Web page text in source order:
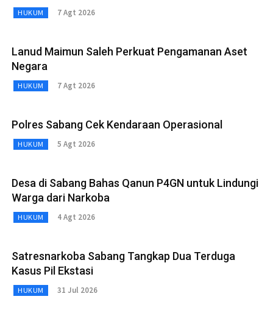
HUKUM 7 Agt 2026
Lanud Maimun Saleh Perkuat Pengamanan Aset
Negara
HUKUM 7 Agt 2026
Polres Sabang Cek Kendaraan Operasional
HUKUM 5 Agt 2026
Desa di Sabang Bahas Qanun P4GN untuk Lindungi
Warga dari Narkoba
HUKUM 4 Agt 2026
Satresnarkoba Sabang Tangkap Dua Terduga
Kasus Pil Ekstasi
HUKUM 31 Jul 2026